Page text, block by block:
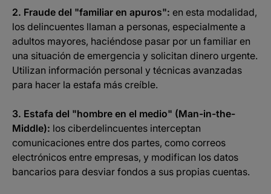
2. Fraude del "familiar en apuros": en esta modalidad,
los delincuentes llaman a personas, especialmente a
adultos mayores, haciéndose pasar por un familiar en
una situación de emergencia y solicitan dinero urgente.
Utilizan información personal y técnicas avanzadas
para hacer la estafa más creíble.
3. Estafa del "hombre en el medio" (Man-in-the-
Middle): los ciberdelincuentes interceptan
comunicaciones entre dos partes, como correos
electrónicos entre empresas, y modifican los datos
bancarios para desviar fondos a sus propias cuentas.